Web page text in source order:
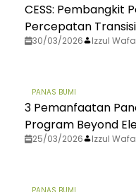
CESS: Pembangkit
Percepatan
30/03/2026 Izzul Wafa
PANAS BUMI
3 Pemanfaatan
Program Beyond
25/03/2026 Izzul Wafa